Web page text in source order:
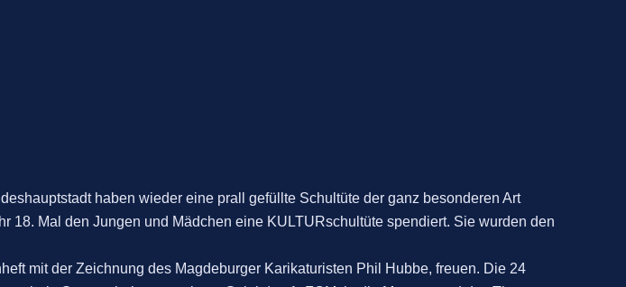
haben wieder eine prall gefüllte Schultüte der ganz besonderen Art
18. Mal den Jungen und Mädchen eine KULTURschultüte spendiert. Sie wurden den
mit der Zeichnung des Magdeburger Karikaturisten Phil Hubbe, freuen. Die 24